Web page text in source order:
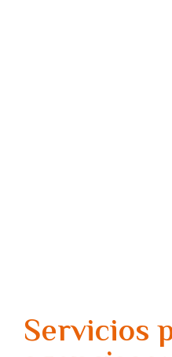
Servicios